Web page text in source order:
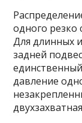
одного
Для длинных
задней
давление